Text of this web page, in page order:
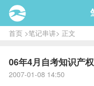
首页>笔记串讲> 正文
06年4月自考知识产
2007-01-08 14:50